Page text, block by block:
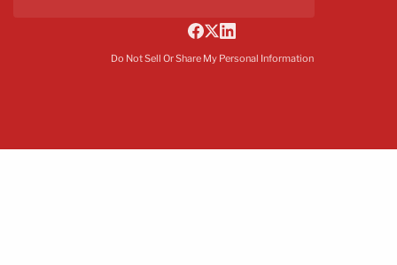
Do Not Sell Or Share My Personal Information